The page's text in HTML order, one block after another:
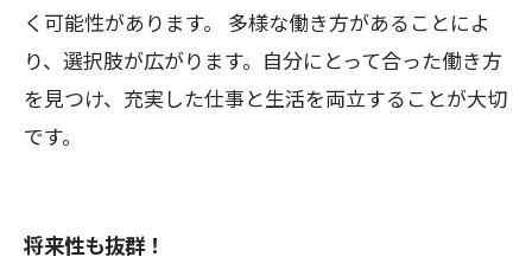
く可能性があります。 多様な働き方があることによ
り、選択肢が広がります。自分にとって合った働き方
を見つけ、充実した仕事と生活を両立することが大切
です。
将来性も抜群！